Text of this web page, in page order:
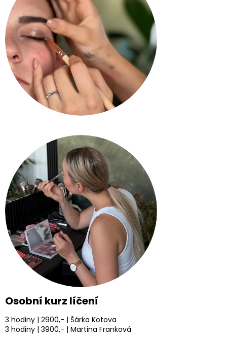
Osobní kurz líčení
3 hodiny | 2900,- | Šárka Kotova
3 hodiny | 3900,- | Martina Franková